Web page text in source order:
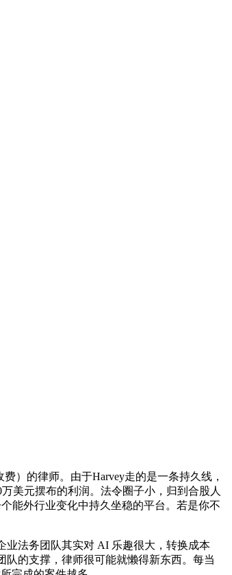
）的律师。由于Harvey走的是一条持久线，
美元摆布的利润。法令圈子小，归到合股人
能外行业变化中持久坐稳的平台。若是你不
法务团队其实对 AI 乐趣很大，转换成本
的支撑，律师很可能就懒得新东西。每当